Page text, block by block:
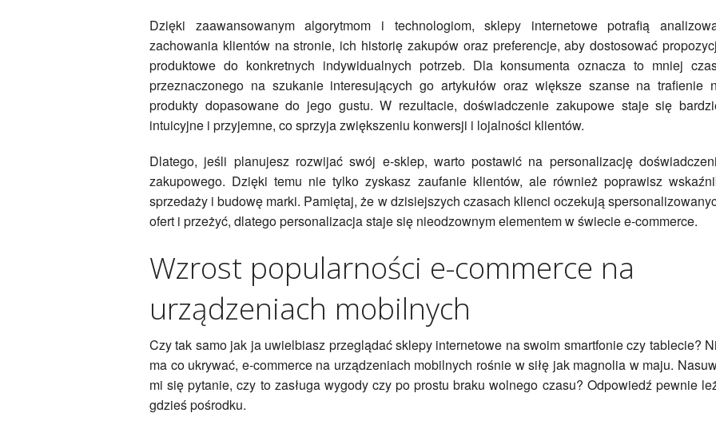
Dzięki zaawansowanym algorytmom i technologiom, sklepy internetowe potrafią
zachowania klientów na stronie, ich historię zakupów oraz preferencje, aby dostosować
produktowe do konkretnych indywidualnych potrzeb. Dla konsumenta oznacza to mniej
przeznaczonego na szukanie interesujących go artykułów oraz większe szanse na trafienie
produkty dopasowane do jego gustu. W rezultacie, doświadczenie zakupowe staje się
intuicyjne i przyjemne, co sprzyja zwiększeniu konwersji i lojalności klientów.
Dlatego, jeśli planujesz rozwijać swój e-sklep, warto postawić na personalizację
zakupowego. Dzięki temu nie tylko zyskasz zaufanie klientów, ale również poprawisz
sprzedaży i budowę marki. Pamiętaj, że w dzisiejszych czasach klienci oczekują
ofert i przeżyć, dlatego personalizacja staje się nieodzownym elementem w świecie e-commerce.
Wzrost popularności e-commerce na
urządzeniach mobilnych
Czy tak samo jak ja uwielbiasz przeglądać sklepy internetowe na swoim smartfonie czy tablecie?
ma co ukrywać, e-commerce na urządzeniach mobilnych rośnie w siłę jak magnolia w maju.
mi się pytanie, czy to zasługa wygody czy po prostu braku wolnego czasu? Odpowiedź pewnie
gdzieś pośrodku.